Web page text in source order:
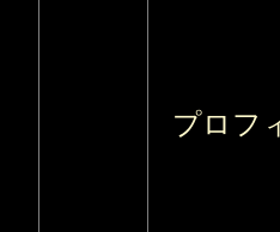
プロフ